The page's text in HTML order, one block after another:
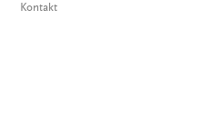
Kontakt